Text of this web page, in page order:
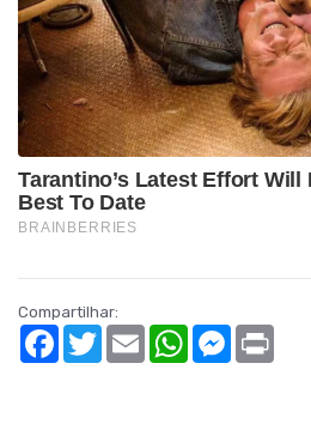
Compartilhar:
Facebook
TwitterEmail WhatsAppMessenger